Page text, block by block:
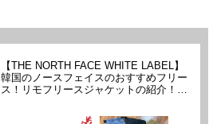
【THE NORTH FACE WHITE LABEL】
韓国のノースフェイスのおすすめフリー
ス！リモフリースジャケットの紹介！サ